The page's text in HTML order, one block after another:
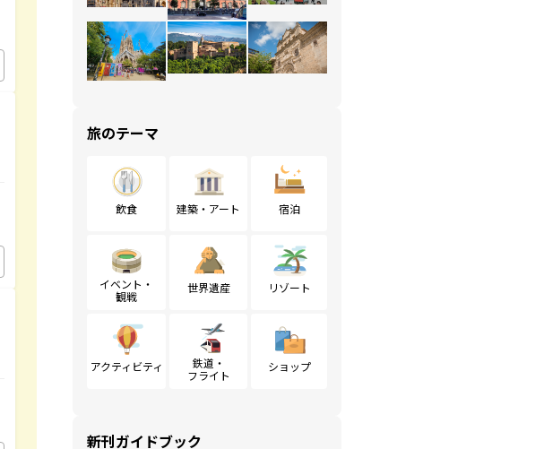
旅のテーマ
飲食 建築・アート 宿泊
イベント・
観戦
世界遺産 リゾート
アクティビティ
鉄道・
フライト
ショップ
新刊ガイドブック